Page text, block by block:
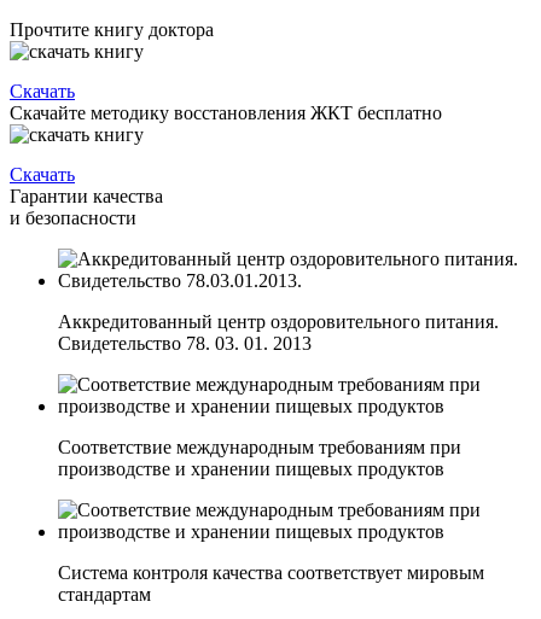
Прочтите книгу доктора
Скачать
Скачайте методику восстановления ЖКТ бесплатно
Скачать
Гарантии качества
и безопасности
Аккредитованный центр оздоровительного питания.
Свидетельство 78. 03. 01. 2013
Соответствие международным требованиям при
производстве и хранении пищевых продуктов
Система контроля качества соответствует мировым
стандартам